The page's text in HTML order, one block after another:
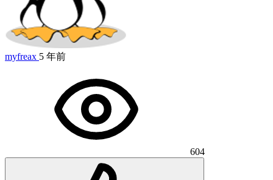
myfreax 5 年前
604